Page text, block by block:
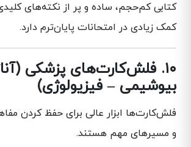
کتابی کم‌حجم، ساده و پر از نکته‌های
کمک زیادی در امتحانات پایان‌ترم دارد.
۱۰. فلش‌کارت‌های پزشکی
بیوشیمی – فیزیولوژی)
فلش‌کارت‌ها ابزار عالی برای حفظ کردن
و مسیرهای مهم هستند.